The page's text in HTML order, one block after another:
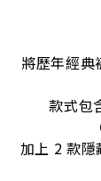
將歷年經典
款式包
加上 2 款隱